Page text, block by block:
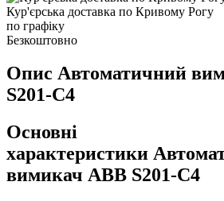
Кур'єрська доставка по Кривому Рогу
по графіку
Безкоштовно
Опис Автоматичний
S201-С4
Основні
характеристики
вимикач ABB S201-С4